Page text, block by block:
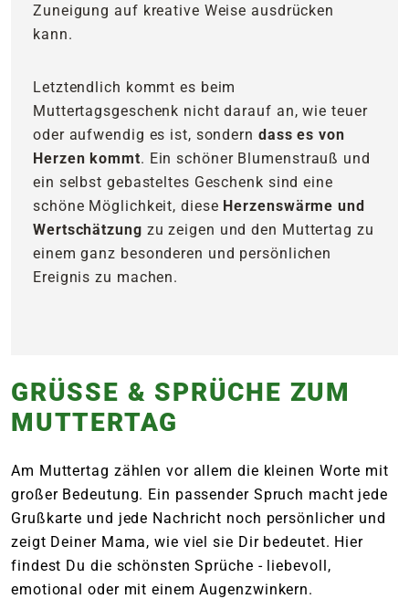
Zuneigung auf kreative Weise ausdrücken
kann.
Letztendlich kommt es beim
Muttertagsgeschenk nicht darauf an, wie teuer
oder aufwendig es ist, sondern dass es von
Herzen kommt. Ein schöner Blumenstrauß und
ein selbst gebasteltes Geschenk sind eine
schöne Möglichkeit, diese Herzenswärme und
Wertschätzung zu zeigen und den Muttertag zu
einem ganz besonderen und persönlichen
Ereignis zu machen.
GRÜSSE & SPRÜCHE ZUM M
UTTERTAG
Am Muttertag zählen vor allem die kleinen Worte mit
großer Bedeutung. Ein passender Spruch macht jede
Grußkarte und jede Nachricht noch persönlicher und
zeigt Deiner Mama, wie viel sie Dir bedeutet. Hier
findest Du die schönsten Sprüche - liebevoll,
emotional oder mit einem Augenzwinkern.